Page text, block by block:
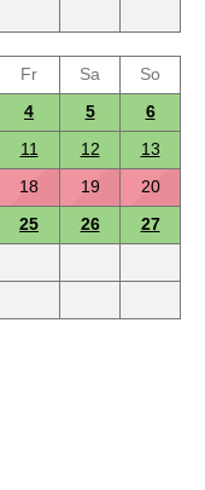
Fr Sa
So
4 5
6
11 12
13
18 19
20
25 26
27